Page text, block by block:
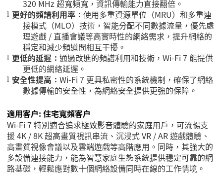
320 MHz 超寬頻寬，資訊傳輸能力直接翻倍。
l 更好的頻譜利用率 ： 使用多重資源單位（MRU）和多重連
接模式（MLO）技術，智能分配不同數據流量，優先處
理遊戲 / 直播會議等高實時性的網絡需求，提升網絡的
穩定和減少頻道間相互干擾。
l 更低的延遲 ： 通過改進的頻譜利用和技術， Wi-Fi 7 能提供
更低的網絡延遲。
l 安全性提高 ： Wi-Fi 7 更具私密性的系統機制，確保了網絡
數據傳輸的安全性，為網絡安全提供更強的保障。
適用客戶: 住宅寬頻客戶
Wi-Fi 7特別適合追求極致影音體驗的家庭用戶，可流暢支
援4K / 8K 超高畫質視訊串流、沉浸式VR / AR遊戲體驗、
高畫質視像會議以及雲端遊戲等高階應用。同時，其強大的
多設備連接能力，能為智慧家庭生態系統提供穩定可靠的網
路基礎，輕鬆應對數十個網絡設備同時在線的工作情境。